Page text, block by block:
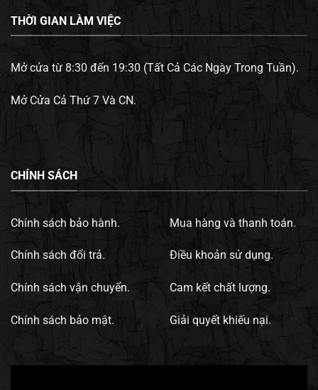
THỜI GIAN LÀM VIỆC
Mở cửa từ 8:30 đến 19:30 (Tất Cả Các Ngày Trong Tuần).
Mở Cửa Cả Thứ 7 Và CN.
CHÍNH SÁCH
Chính sách bảo hành.
Chính sách đổi trả.
Chính sách vận chuyển.
Chính sách bảo mật.
Mua hàng và thanh toán.
Điều khoản sử dụng.
Cam kết chất lượng.
Giải quyết khiếu nại.